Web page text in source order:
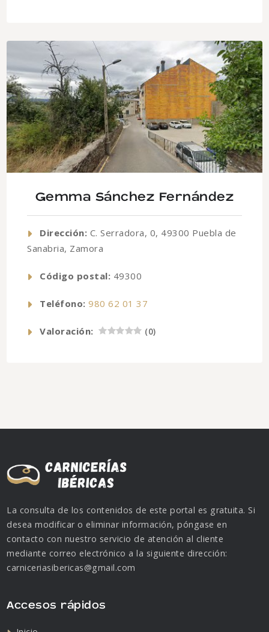
Gemma Sánchez Fernández
Dirección: C. Serradora, 0, 49300 Puebla de
Sanabria, Zamora
Código postal: 49300
Teléfono: 980 62 01 37
Valoración: (0)
La consulta de los contenidos de este portal es gratuita. Si
desea modificar o eliminar información, póngase en
contacto con nuestro servicio de atención al cliente
mediante correo electrónico a la siguiente dirección:
carniceriasibericas@gmail.com
Accesos rápidos